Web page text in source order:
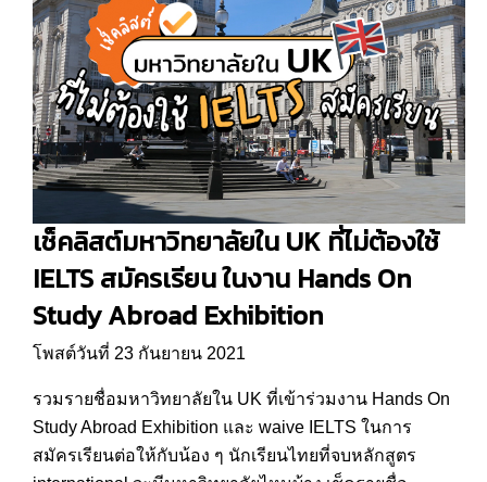
เช็คลิสต์มหาวิทยาลัยใน UK ที่ไม่ต้องใช้
IELTS สมัครเรียน ในงาน Hands On
Study Abroad Exhibition
โพสต์วันที่ 23 กันยายน 2021
รวมรายชื่อมหาวิทยาลัยใน UK ที่เข้าร่วมงาน Hands On
Study Abroad Exhibition และ waive IELTS ในการ
สมัครเรียนต่อให้กับน้อง ๆ นักเรียนไทยที่จบหลักสูตร